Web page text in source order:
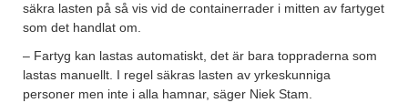
säkra lasten på så vis vid de containerrader i mitten av fartyget
som det handlat om.
– Fartyg kan lastas automatiskt, det är bara toppraderna som
lastas manuellt. I regel säkras lasten av yrkeskunniga
personer men inte i alla hamnar, säger Niek Stam.